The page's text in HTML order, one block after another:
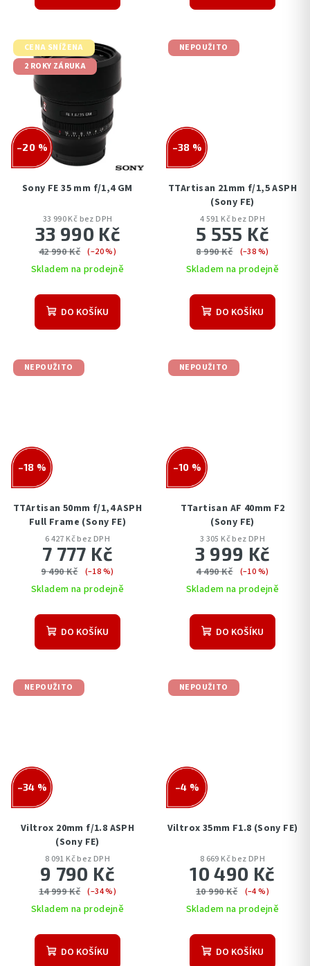
CENA SNÍŽENA
2 ROKY ZÁRUKA
–20 %
Sony FE 35 mm f/1,4 GM
33 990 Kč bez DPH
33 990 Kč
42 990 Kč (–20 %)
Skladem na prodejně
DO KOŠÍKU
NEPOUŽITO
–38 %
TTArtisan 21mm f/1,5 ASPH
(Sony FE)
4 591 Kč bez DPH
5 555 Kč
8 990 Kč (–38 %)
Skladem na prodejně
DO KOŠÍKU
NEPOUŽITO
–18 %
TTArtisan 50mm f/1,4 ASPH
Full Frame (Sony FE)
6 427 Kč bez DPH
7 777 Kč
9 490 Kč (–18 %)
Skladem na prodejně
DO KOŠÍKU
NEPOUŽITO
–10 %
TTartisan AF 40mm F2
(Sony FE)
3 305 Kč bez DPH
3 999 Kč
4 490 Kč (–10 %)
Skladem na prodejně
DO KOŠÍKU
NEPOUŽITO
–34 %
Viltrox 20mm f/1.8 ASPH
(Sony FE)
8 091 Kč bez DPH
9 790 Kč
14 999 Kč (–34 %)
Skladem na prodejně
DO KOŠÍKU
NEPOUŽITO
–4 %
Viltrox 35mm F1.8 (Sony FE)
8 669 Kč bez DPH
10 490 Kč
10 990 Kč (–4 %)
Skladem na prodejně
DO KOŠÍKU